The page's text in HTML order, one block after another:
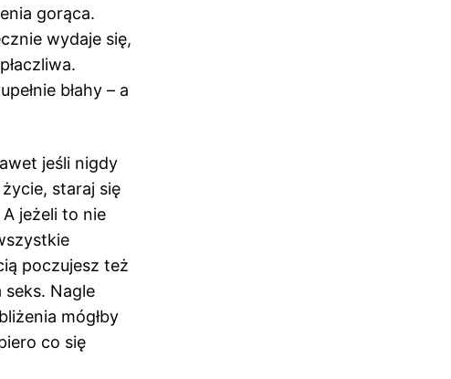
gorąca.
wydaje się,
błahy – a
jeśli nigdy
staraj się
jeżeli to nie
poczujesz też
Nagle
mógłby
co się